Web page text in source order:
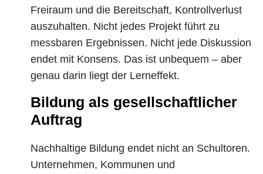
Freiraum und die Bereitschaft, Kontrollverlust
auszuhalten. Nicht jedes Projekt führt zu
messbaren Ergebnissen. Nicht jede Diskussion
endet mit Konsens. Das ist unbequem – aber
genau darin liegt der Lerneffekt.
Bildung als gesellschaftlicher
Auftrag
Nachhaltige Bildung endet nicht an Schultoren.
Unternehmen, Kommunen und